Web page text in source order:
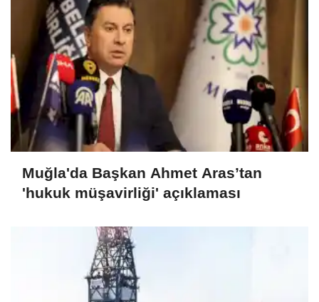
Muğla'da Başkan Ahmet Aras’tan
'hukuk müşavirliği' açıklaması